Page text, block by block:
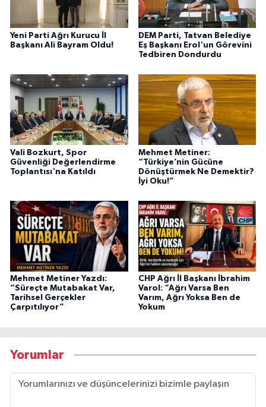
Yeni Parti Ağrı Kurucu İl
Başkanı Ali Bayram Oldu!
DEM Parti, Tatvan Belediye
Eş Başkanı Erol'un Görevini
Tedbiren Dondurdu
Vali Bozkurt, Spor
Güvenliği Değerlendirme
Toplantısı'na Katıldı
Mehmet Metiner:
“Türkiye’nin Gücüne
Dönüştürmek Ne Demektir?
İyi Oku!”
Mehmet Metiner Yazdı:
“Süreçte Mutabakat Var,
Tarihsel Gerçekler
Çarpıtılıyor”
CHP Ağrı İl Başkanı İbrahim
Varol: “Ağrı Varsa Ben
Varım, Ağrı Yoksa Ben de
Yokum
Yorumlar